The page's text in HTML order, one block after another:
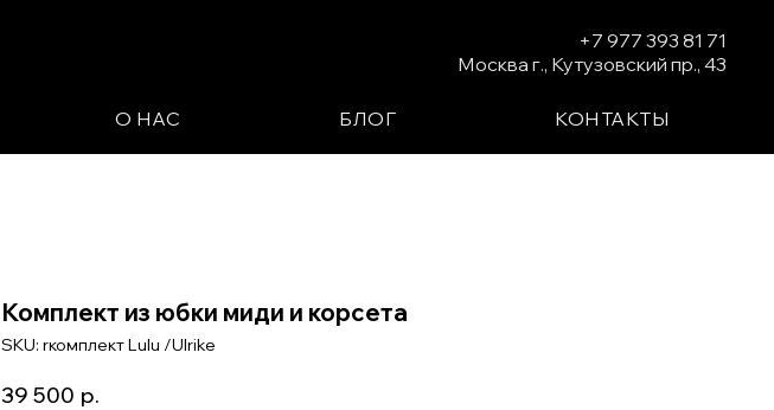
+7 977 393 81 71
Москва г., Кутузовский пр., 43
О НАС БЛОГ КОНТАКТЫ
Комплект из юбки миди и корсета
SKU: rкомплект Lulu /Ulrike
39 500 р.